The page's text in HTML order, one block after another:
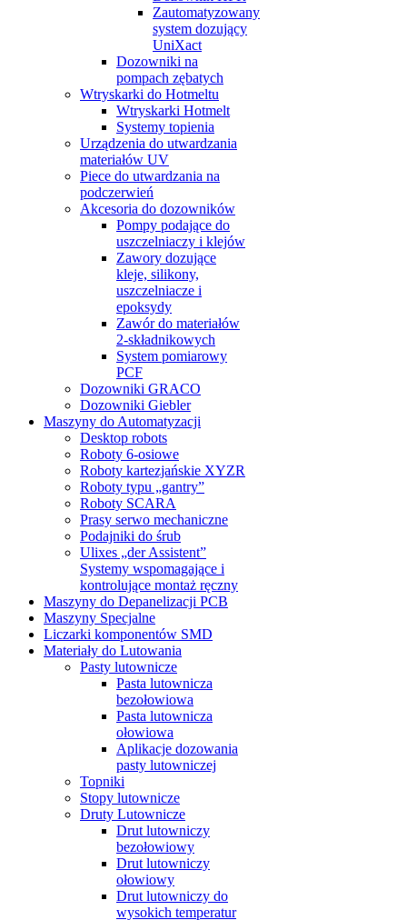
Zautomatyzowany
system dozujący
UniXact
Dozowniki na
pompach zębatych
Wtryskarki do Hotmeltu
Wtryskarki Hotmelt
Systemy topienia
Urządzenia do utwardzania
materiałów UV
Piece do utwardzania na
podczerwień
Akcesoria do dozowników
Pompy podające do
uszczelniaczy i klejów
Zawory dozujące
kleje, silikony,
uszczelniacze i
epoksydy
Zawór do materiałów
2-składnikowych
System pomiarowy
PCF
Dozowniki GRACO
Dozowniki Giebler
Maszyny do Automatyzacji
Desktop robots
Roboty 6-osiowe
Roboty kartezjańskie XYZR
Roboty typu „gantry”
Roboty SCARA
Prasy serwo mechaniczne
Podajniki do śrub
Ulixes „der Assistent”
Systemy wspomagające i
kontrolujące montaż ręczny
Maszyny do Depanelizacji PCB
Maszyny Specjalne
Liczarki komponentów SMD
Materiały do Lutowania
Pasty lutownicze
Pasta lutownicza
bezołowiowa
Pasta lutownicza
ołowiowa
Aplikacje dozowania
pasty lutowniczej
Topniki
Stopy lutownicze
Druty Lutownicze
Drut lutowniczy
bezołowiowy
Drut lutowniczy
ołowiowy
Drut lutowniczy do
wysokich temperatur